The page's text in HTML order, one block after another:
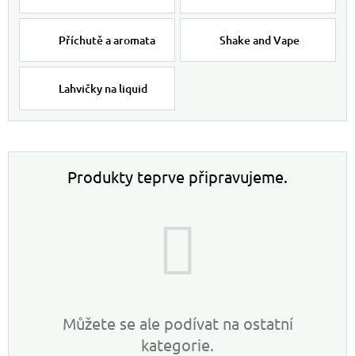
Příchutě a aromata Shake and Vape
Lahvičky na liquid
Produkty teprve připravujeme.
Můžete se ale podívat na ostatní
kategorie.